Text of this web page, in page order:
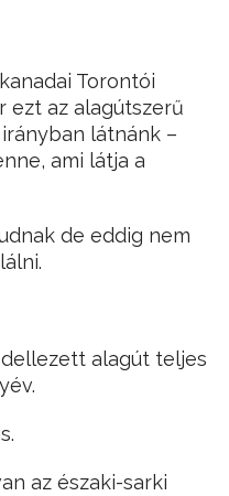
Torontói
ezt az alagútszerű
látnánk –
ami látja a
de eddig nem
alagút teljes
az északi-sarki